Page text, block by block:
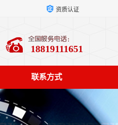
资质认证
18819111651
联系方式